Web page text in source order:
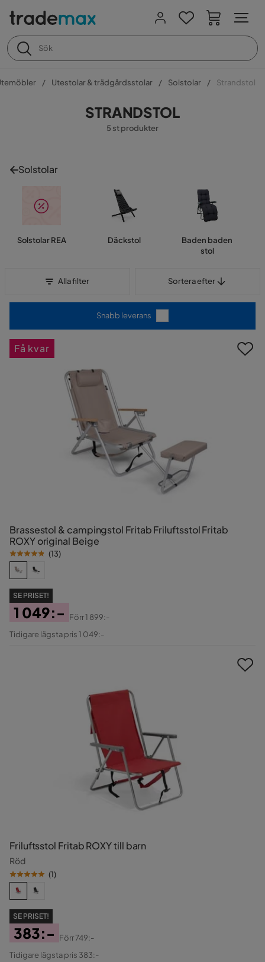
Utestolar & trädgårdsstolar Solstolar Strandstol
STRANDSTOL
5 st produkter
Solstolar
Solstolar REA Däckstol
Baden baden
stol
Alla filter Sortera efter
Snabb leverans
Brassestol & campingstol Fritab Friluftsstol Fritab
ROXY original Beige
(13)
SE PRISET!
Pris
1 049:-
Original
Förr1 899:-
Tidigare lägsta pris 1 049:-
Få kvar
Friluftsstol Fritab ROXY till barn
Röd
(1)
SE PRISET!
Pris
383:-
Original
Förr749:-
Tidigare lägsta pris 383:-